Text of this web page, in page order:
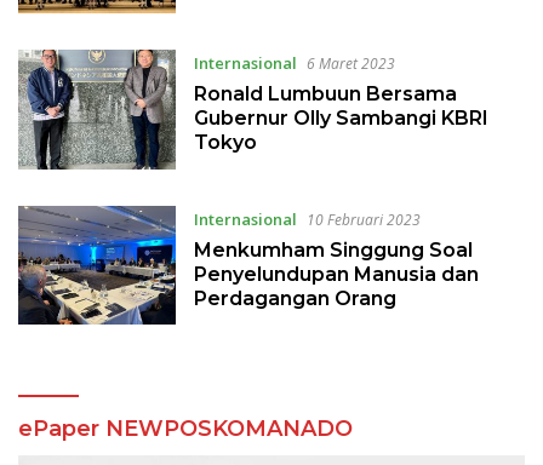
Internasional 6 Maret 2023
Ronald Lumbuun Bersama
Gubernur Olly Sambangi KBRI
Tokyo
Internasional 10 Februari 2023
Menkumham Singgung Soal
Penyelundupan Manusia dan
Perdagangan Orang
ePaper NEWPOSKOMANADO